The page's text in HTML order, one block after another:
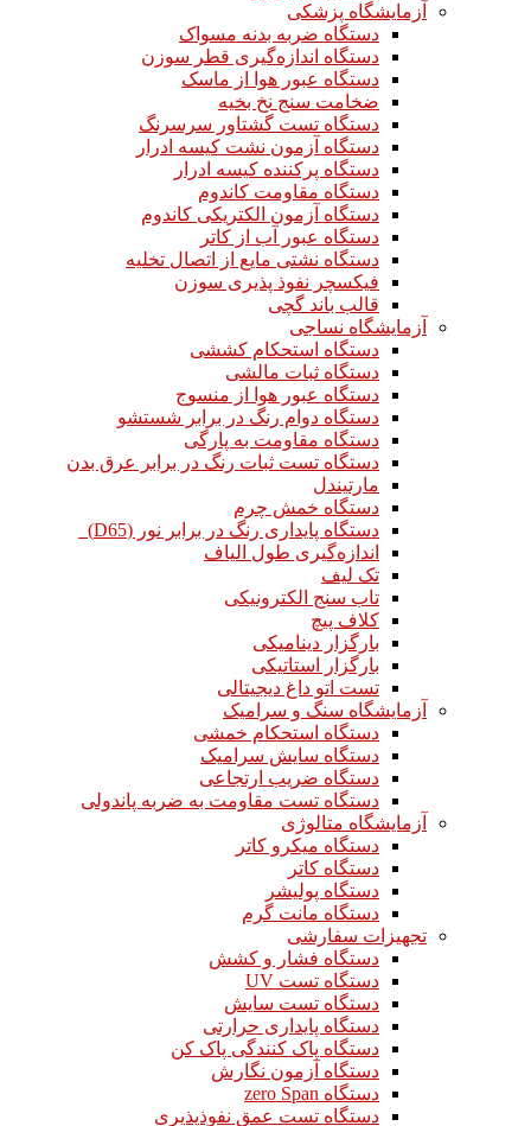
آزمایشگاه پزشکی
دستگاه ضربه بدنه مسواک
دستگاه اندازه‌گیری قطر سوزن
دستگاه عبور هوا از ماسک
ضخامت سنج نخ بخیه
دستگاه تست گشتاور سرسرنگ
دستگاه آزمون نشت کیسه ادرار
دستگاه پرکننده کیسه ادرار
دستگاه مقاومت کاندوم
دستگاه آزمون الکتریکی کاندوم
دستگاه عبور آب از کاتر
دستگاه نشتی مایع از اتصال تخلیه
فیکسچر نفوذ پذیری سوزن
قالب باند گچی
آزمایشگاه نساجی
دستگاه استحکام کششی
دستگاه ثبات مالشی
دستگاه عبور هوا از منسوج
دستگاه دوام رنگ در برابر شستشو
دستگاه مقاومت به پارگی
دستگاه تست ثبات رنگ در برابر عرق بدن
مارتیندل
دستگاه خمش چرم
دستگاه پایداری رنگ در برابر نور (D65)
اندازه‌گیری طول الیاف
تک لیف
تاب سنج الکترونیکی
کلاف پیچ
بارگزار دینامیکی
بارگزار استاتیکی
تست اتو داغ دیجیتالی
آزمایشگاه سنگ و سرامیک
دستگاه استحکام خمشی
دستگاه سایش سرامیک
دستگاه ضریب ارتجاعی
دستگاه تست مقاومت به ضربه پاندولی
آزمایشگاه متالوژی
دستگاه میکرو کاتر
دستگاه کاتر
دستگاه پولیشر
دستگاه مانت گرم
تجهیزات سفارشی
دستگاه فشار و کشش
دستگاه تست UV
دستگاه تست سایش
دستگاه پایداری حرارتی
دستگاه پاک کنندگی پاک کن
دستگاه آزمون نگارش
دستگاه zero Span
دستگاه تست عمق نفوذپذیری